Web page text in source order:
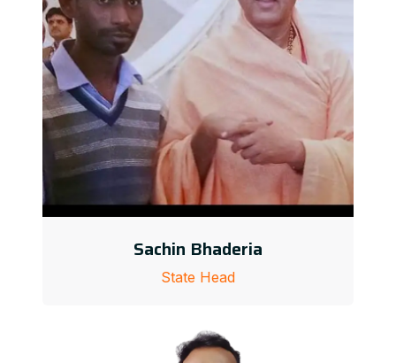
Sachin Bhaderia
State Head